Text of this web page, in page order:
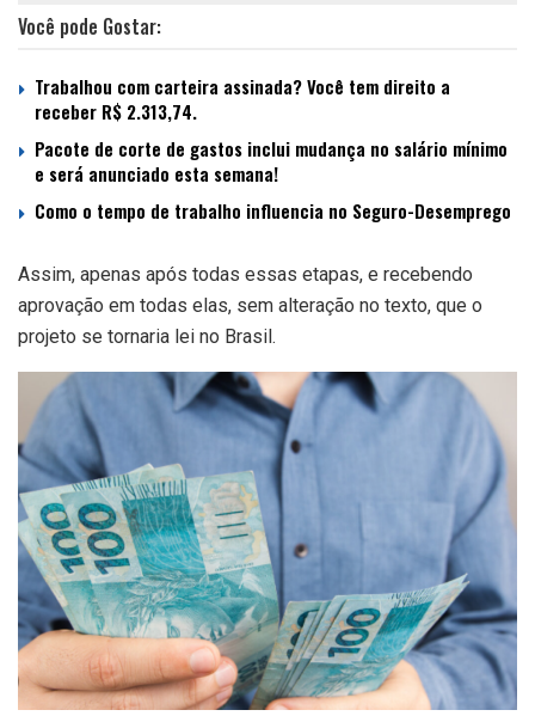
Você pode Gostar:
Trabalhou com carteira assinada? Você tem direito a
receber R$ 2.313,74.
Pacote de corte de gastos inclui mudança no salário mínimo
e será anunciado esta semana!
Como o tempo de trabalho influencia no Seguro-Desemprego
Assim, apenas após todas essas etapas, e recebendo
aprovação em todas elas, sem alteração no texto, que o
projeto se tornaria lei no Brasil.